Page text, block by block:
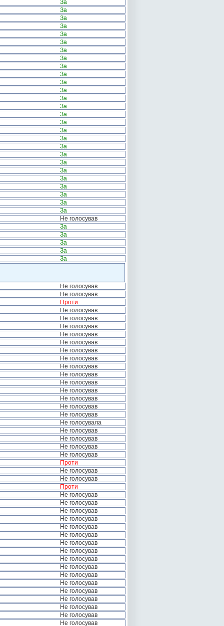
За
За
За
За
За
За
За
За
За
За
За
За
За
За
За
За
За
За
За
За
За
За
За
За
За
За
За
Не голосував
За
За
За
За
За
Не голосував
Не голосував
Проти
Не голосував
Не голосував
Не голосував
Не голосував
Не голосував
Не голосував
Не голосував
Не голосував
Не голосував
Не голосував
Не голосував
Не голосував
Не голосував
Не голосував
Не голосувала
Не голосував
Не голосував
Не голосував
Не голосував
Проти
Не голосував
Не голосував
Проти
Не голосував
Не голосував
Не голосував
Не голосував
Не голосував
Не голосував
Не голосував
Не голосував
Не голосував
Не голосував
Не голосував
Не голосував
Не голосував
Не голосував
Не голосував
Не голосував
Не голосував